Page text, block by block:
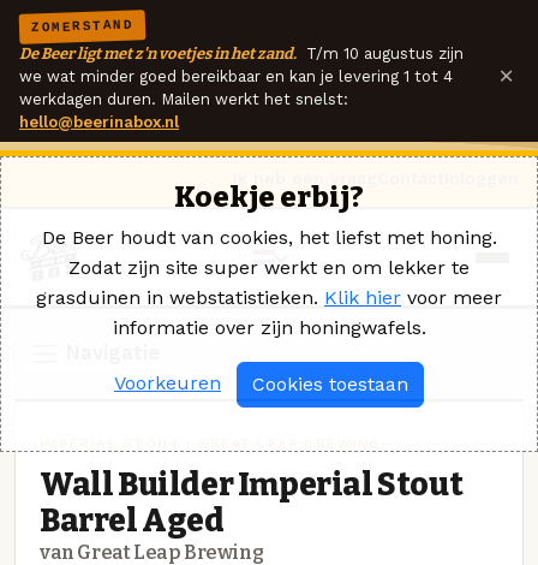
ZOMERSTAND
De Beer ligt met z'n voetjes in het zand. T/m 10 augustus zijn
we wat minder goed bereikbaar en kan je levering 1 tot 4
werkdagen duren. Mailen werkt het snelst:
hello@beerinabox.nl
×
Wall Builder Imperial Stout
Barrel Aged
van Great Leap Brewing
Koekje erbij?
De Beer houdt van cookies, het liefst met honing.
Zodat zijn site super werkt en om lekker te
grasduinen in webstatistieken. Klik hier voor meer
informatie over zijn honingwafels.
Voorkeuren Cookies toestaan